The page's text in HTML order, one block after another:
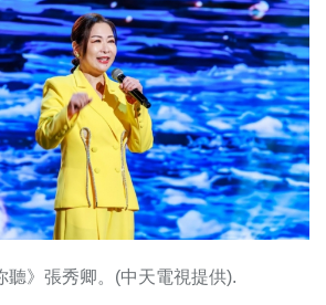
聽》張秀卿。(中天電視提供).